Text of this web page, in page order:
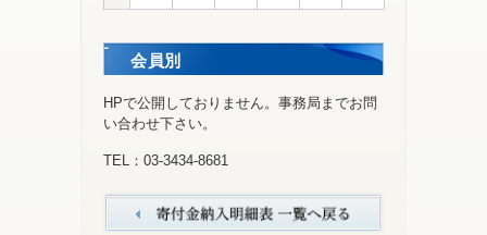
会員別
HPで公開しておりません。事務局までお問
い合わせ下さい。
TEL：03-3434-8681